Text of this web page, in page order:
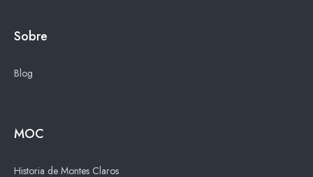
Sobre
Blog
MOC
Historia de Montes Claros